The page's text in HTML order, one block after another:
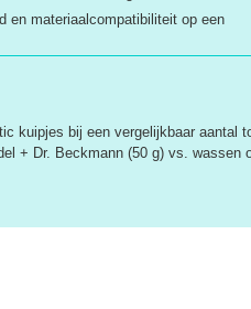
en materiaalcompatibiliteit op een
kuipjes bij een vergelijkbaar aantal
+ Dr. Beckmann (50 g) vs. wassen